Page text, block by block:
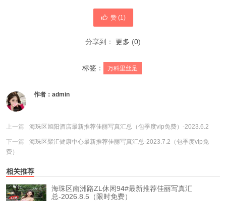
赞 (1)
分享到： 更多 (0)
标签： 万科里丝足
作者： admin
上一篇 海珠区旭阳酒店最新推荐佳丽写真汇总（包季度vip免费）-2023.6.2
下一篇
海珠区聚汇健康中心最新推荐佳丽写真汇总-2023.7.2（包季度vip免
费）
相关推荐
海珠区南洲路ZL休闲94#最新推荐佳丽写真汇
总-2026.8.5（限时免费）